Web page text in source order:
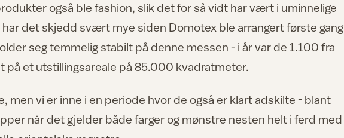
også ble fashion, slik det for så vidt har vært i uminnelige
det skjedd svært mye siden Domotex ble arrangert første gang
seg temmelig stabilt på denne messen - i år var de 1.100 fra
et utstillingsareale på 85.000 kvadratmeter.
men vi er inne i en periode hvor de også er klart adskilte - blant
når det gjelder både farger og mønstre nesten helt i ferd med